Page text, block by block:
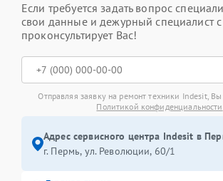
Если требуется задать вопрос
свои данные и дежурный специалист
проконсультирует Вас!
Отправляя заявку на ремонт техники Indesit, Вы
Политикой конфиденциальности
Адрес сервисного центра Indesit в
г. Пермь, ул. ​Революции, 60/1